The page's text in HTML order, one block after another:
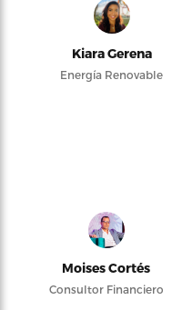
Kiara Gerena
Energía Renovable
Moises Cortés
Consultor Financiero